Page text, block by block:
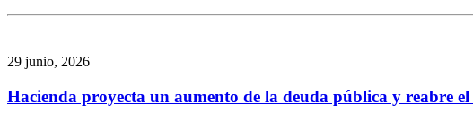
29 junio, 2026
Hacienda proyecta un aumento de la deuda pública y reabre